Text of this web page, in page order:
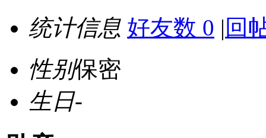
统计信息 好友数 0 | 回
性别保密
生日-